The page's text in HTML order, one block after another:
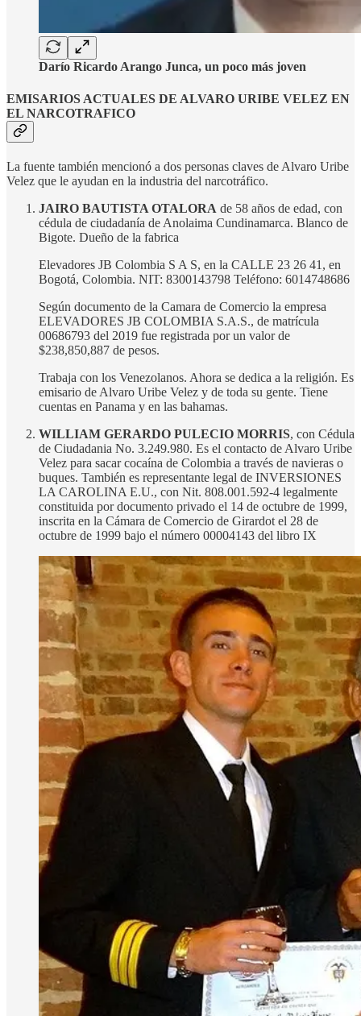
Darío Ricardo Arango Junca, un poco más joven
EMISARIOS ACTUALES DE ALVARO URIBE VELEZ EN
EL NARCOTRAFICO
La fuente también mencionó a dos personas claves de Alvaro Uribe
Velez que le ayudan en la industria del narcotráfico.
JAIRO BAUTISTA OTALORA de 58 años de edad, con
cédula de ciudadanía de Anolaima Cundinamarca. Blanco de
Bigote. Dueño de la fabrica
Elevadores JB Colombia S A S, en la CALLE 23 26 41, en
Bogotá, Colombia. NIT: 8300143798 Teléfono: 6014748686
Según documento de la Camara de Comercio la empresa
ELEVADORES JB COLOMBIA S.A.S., de matrícula
00686793 del 2019 fue registrada por un valor de
$238,850,887 de pesos.
Trabaja con los Venezolanos. Ahora se dedica a la religión. Es
emisario de Alvaro Uribe Velez y de toda su gente. Tiene
cuentas en Panama y en las bahamas.
WILLIAM GERARDO PULECIO MORRIS, con Cédula
de Ciudadania No. 3.249.980. Es el contacto de Alvaro Uribe
Velez para sacar cocaína de Colombia a través de navieras o
buques. También es representante legal de INVERSIONES
LA CAROLINA E.U., con Nit. 808.001.592-4 legalmente
constituida por documento privado el 14 de octubre de 1999,
inscrita en la Cámara de Comercio de Girardot el 28 de
octubre de 1999 bajo el número 00004143 del libro IX